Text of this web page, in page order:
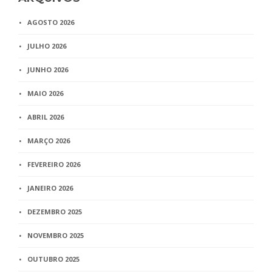
AGOSTO 2026
JULHO 2026
JUNHO 2026
MAIO 2026
ABRIL 2026
MARÇO 2026
FEVEREIRO 2026
JANEIRO 2026
DEZEMBRO 2025
NOVEMBRO 2025
OUTUBRO 2025